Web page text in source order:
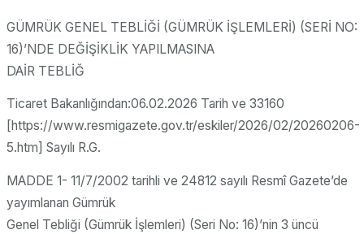
GÜMRÜK GENEL TEBLİĞİ (GÜMRÜK İŞLEMLERİ) (SERİ NO:
16)’NDE DEĞİŞİKLİK YAPILMASINA
DAİR TEBLİĞ
Ticaret Bakanlığından:06.02.2026 Tarih ve 33160
[https://www.resmigazete.gov.tr/eskiler/2026/02/20260206-
5.htm] Sayılı R.G.
MADDE 1- 11/7/2002 tarihli ve 24812 sayılı Resmî Gazete’de
yayımlanan Gümrük
Genel Tebliği (Gümrük İşlemleri) (Seri No: 16)’nin 3 üncü